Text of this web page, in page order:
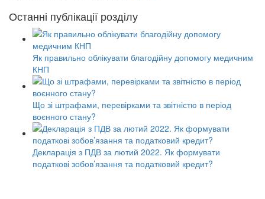
Останні публікації розділу
Як правильно облікувати благодійну допомогу медичним
КНП
Що зі штрафами, перевірками та звітністю в період
воєнного стану?
Декларація з ПДВ за лютий 2022. Як формувати
податкові зобов’язання та податковий кредит?